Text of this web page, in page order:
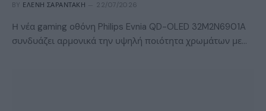
BY ΕΛΈΝΗ ΣΑΡΑΝΤΆΚΗ 22/07/2026
Η νέα gaming οθόνη Philips Evnia QD-OLED 32M2N6901A
συνδυάζει αρμονικά την υψηλή ποιότητα χρωμάτων με…